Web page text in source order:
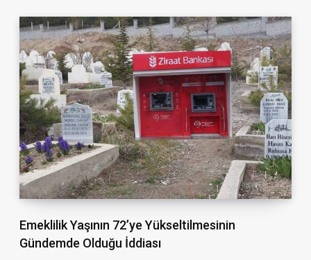
Emeklilik Yaşının 72’ye Yükseltilmesinin
Gündemde Olduğu İddiası